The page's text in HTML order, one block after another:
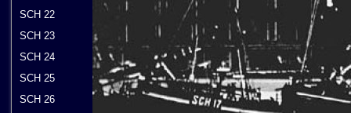
SCH 22
SCH 23
SCH 24
SCH 25
SCH 26